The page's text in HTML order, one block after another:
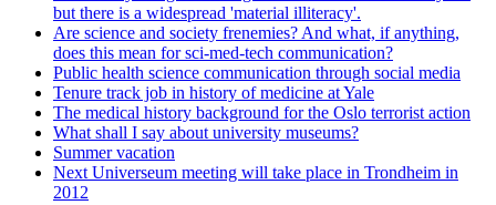
but there is a widespread 'material illiteracy'.
Are science and society frenemies? And what, if anything,
does this mean for sci-med-tech communication?
Public health science communication through social media
Tenure track job in history of medicine at Yale
The medical history background for the Oslo terrorist action
What shall I say about university museums?
Summer vacation
Next Universeum meeting will take place in Trondheim in
2012